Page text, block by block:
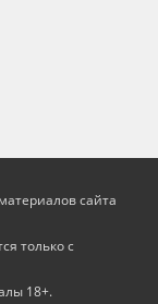
сайта
только с
18+.